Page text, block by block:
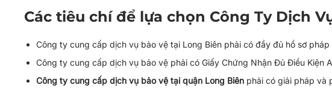
Các tiêu chí để lựa chọn Công Ty Dịch
Công ty cung cấp dịch vụ bảo vệ tại Long Biên phải có đầy đủ hồ sơ
Công ty cung cấp dịch vụ bảo vệ phải có Giấy Chứng Nhận Đủ Điều Kiện
Công ty cung cấp dịch vụ bảo vệ tại quận Long Biên phải có giải pháp và